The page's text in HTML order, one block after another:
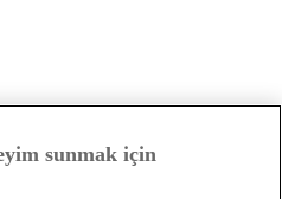
sunmak için